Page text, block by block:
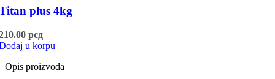
plus 4kg
рсд
u korpu
Opis proizvoda